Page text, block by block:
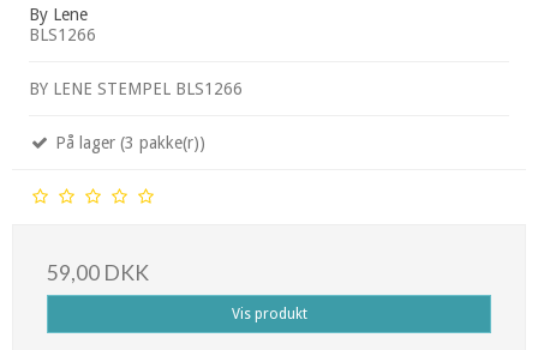
By Lene
BLS1266
BY LENE STEMPEL BLS1266
På lager (3 pakke(r))
59,00 DKK
Vis produkt